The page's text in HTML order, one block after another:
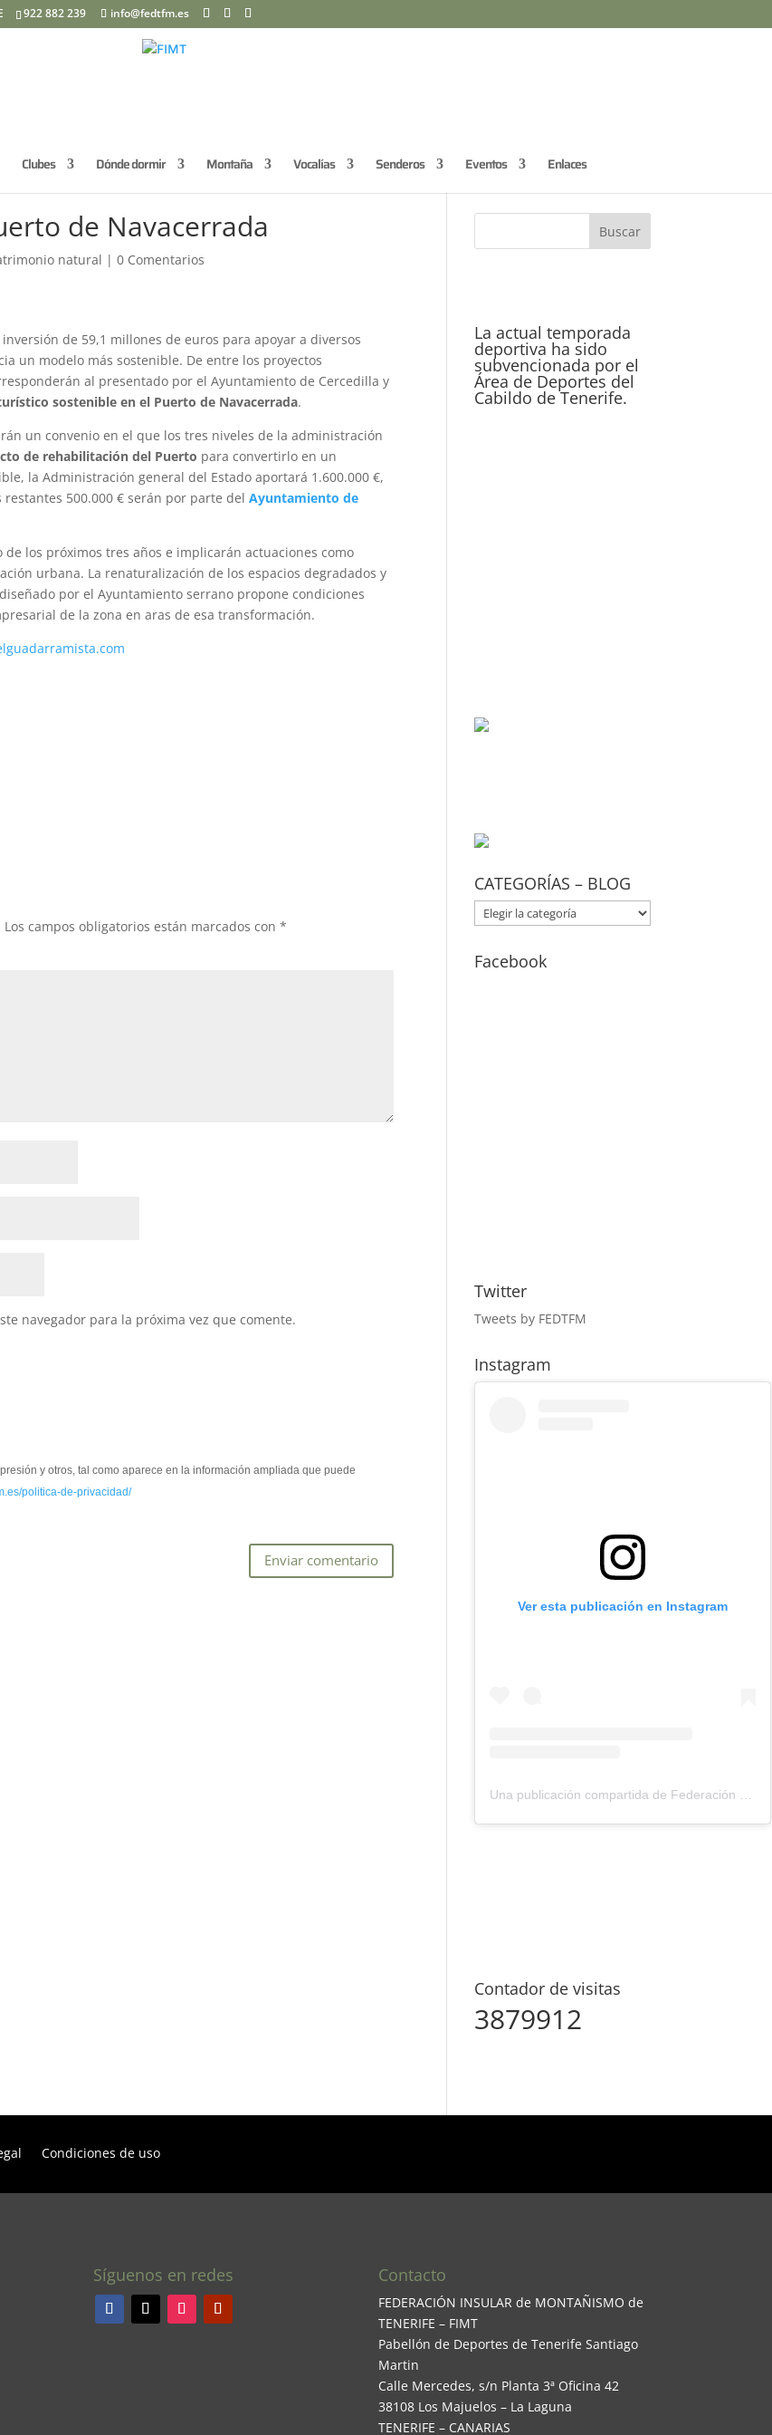
922 882 239 info@fedtfm.es
Clubes Dónde dormir Montaña Vocalías Senderos Eventos Enlaces
de Navacerrada
natural |0 Comentarios
de 59,1 millones de euros para apoyar a diversos
un modelo más sostenible. De entre los proyectos
al presentado por el Ayuntamiento de Cercedilla y
sostenible en el Puerto de Navacerrada.
un convenio en el que los tres niveles de la administración
de rehabilitación del Puerto para convertirlo en un
la Administración general del Estado aportará 1.600.000 €,
restantes 500.000 € serán por parte delAyuntamiento de
los próximos tres años e implicarán actuaciones como
urbana. La renaturalización de los espacios degradados y
por el Ayuntamiento serrano propone condiciones
de la zona en aras de esa transformación.
Los campos obligatorios están marcados con*
navegador para la próxima vez que comente.
y otros, tal como aparece en la información ampliada que puede
politica-de-privacidad/
La actual temporada
deportiva ha sido
subvencionada por el
Área de Deportes del
Cabildo de Tenerife.
CATEGORÍAS – BLOG
CATEGORÍAS
–
BLOG
Facebook
Twitter
Tweets by FEDTFM
Instagram
Ver esta publicación en Instagram
Contador de visitas
3879912
Condiciones de uso
Síguenos en redes Contacto
FEDERACIÓN INSULAR de MONTAÑISMO de
TENERIFE – FIMT
Pabellón de Deportes de Tenerife Santiago
Martin
Calle Mercedes, s/n Planta 3ª Oficina 42
38108 Los Majuelos – La Laguna
TENERIFE – CANARIAS